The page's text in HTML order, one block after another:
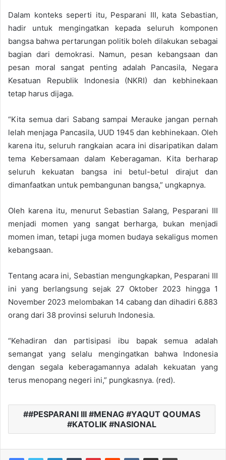
Dalam konteks seperti itu, Pesparani III, kata Sebastian,
hadir untuk mengingatkan kepada seluruh komponen
bangsa bahwa pertarungan politik boleh dilakukan sebagai
bagian dari demokrasi. Namun, pesan kebangsaan dan
pesan moral sangat penting adalah Pancasila, Negara
Kesatuan Republik Indonesia (NKRI) dan kebhinekaan
tetap harus dijaga.
“Kita semua dari Sabang sampai Merauke jangan pernah
lelah menjaga Pancasila, UUD 1945 dan kebhinekaan. Oleh
karena itu, seluruh rangkaian acara ini disaripatikan dalam
tema Kebersamaan dalam Keberagaman. Kita berharap
seluruh kekuatan bangsa ini betul-betul dirajut dan
dimanfaatkan untuk pembangunan bangsa,” ungkapnya.
Oleh karena itu, menurut Sebastian Salang, Pesparani III
menjadi momen yang sangat berharga, bukan menjadi
momen iman, tetapi juga momen budaya sekaligus momen
kebangsaan.
Tentang acara ini, Sebastian mengungkapkan, Pesparani III
ini yang berlangsung sejak 27 Oktober 2023 hingga 1
November 2023 melombakan 14 cabang dan dihadiri 6.883
orang dari 38 provinsi seluruh Indonesia.
“Kehadiran dan partisipasi ibu bapak semua adalah
semangat yang selalu mengingatkan bahwa Indonesia
dengan segala keberagamannya adalah kekuatan yang
terus menopang negeri ini,” pungkasnya. (red).
#PESPARANI III #MENAG #YAQUT QOUMAS
#KATOLIK #NASIONAL